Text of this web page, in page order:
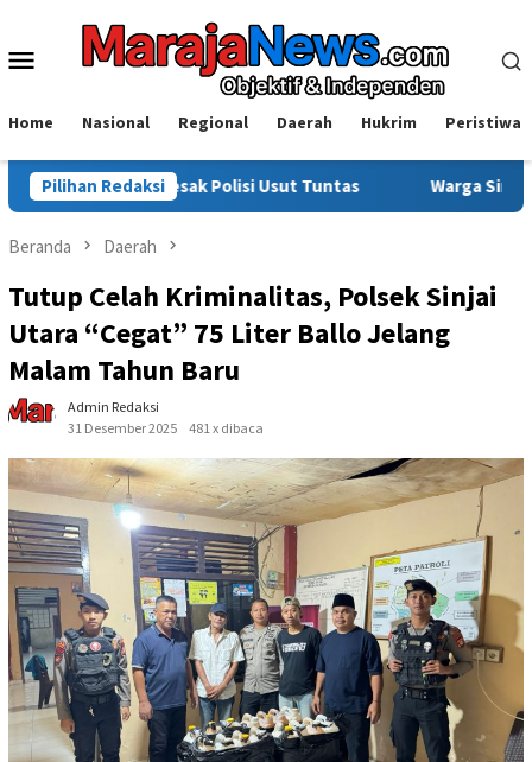
konten
Menu
Home Nasional Regional Daerah Hukrim Peristiwa
Pilihan Redaksi
Polisi Usut Tuntas Warga Sinjai Tewas Dikeroyok di
Beranda Daerah
Tutup Celah Kriminalitas, Polsek Sinjai
Utara “Cegat” 75 Liter Ballo Jelang
Malam Tahun Baru
Admin Redaksi
31 Desember 2025
481 x dibaca